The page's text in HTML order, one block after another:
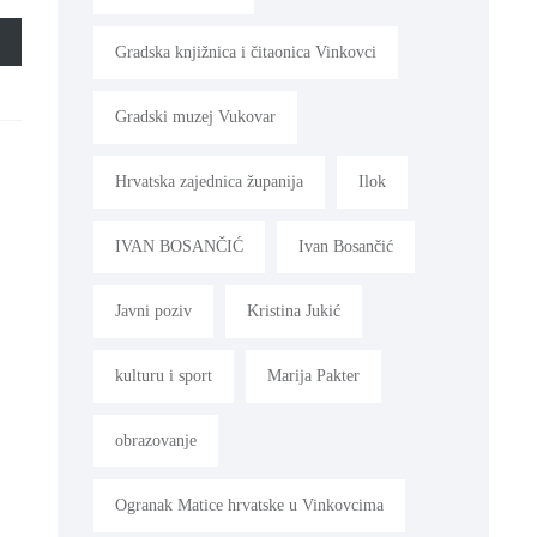
Gradska knjižnica i čitaonica Vinkovci
Gradski muzej Vukovar
Hrvatska zajednica županija Ilok
IVAN BOSANČIĆ Ivan Bosančić
Javni poziv Kristina Jukić
kulturu i sport Marija Pakter
obrazovanje
Ogranak Matice hrvatske u Vinkovcima